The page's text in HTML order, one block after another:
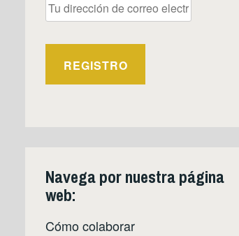
Navega por nuestra página
web:
Cómo colaborar